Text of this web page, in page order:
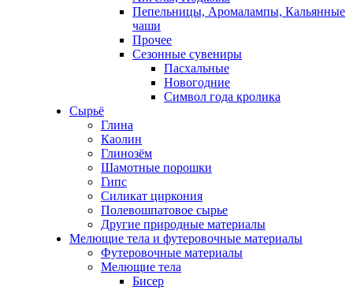
Пепельницы, Аромалампы, Кальянные
чаши
Прочее
Сезонные сувениры
Пасхальные
Новогодние
Символ года кролика
Сырьё
Глина
Каолин
Глинозём
Шамотные порошки
Гипс
Силикат циркония
Полевошпатовое сырье
Другие природные материалы
Мелющие тела и футеровочные материалы
Футеровочные материалы
Мелющие тела
Бисер